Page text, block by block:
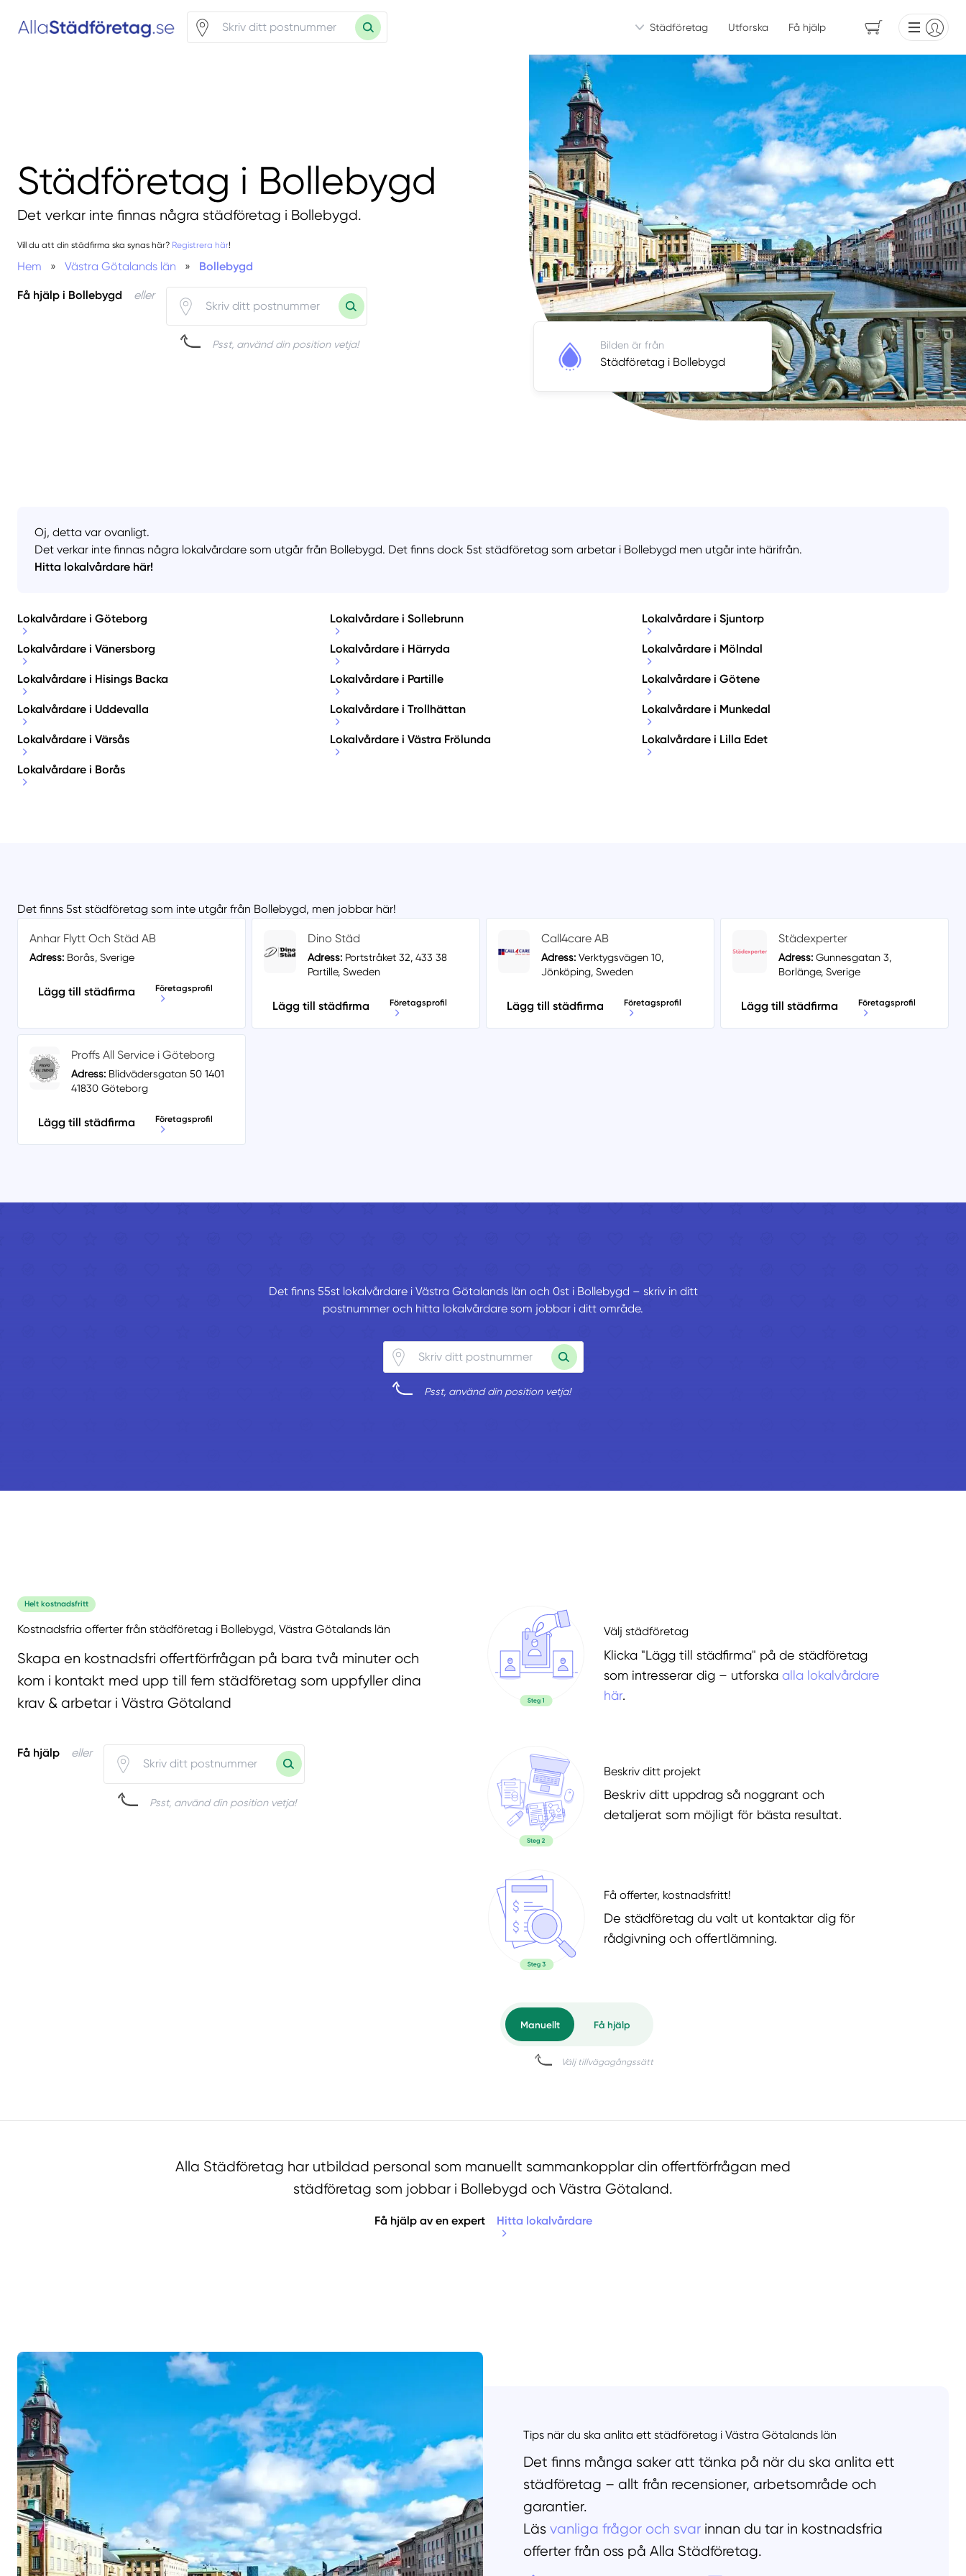
Städföretag Utforska Få hjälp
Städföretag i Bollebygd
Det verkar inte finnas några städföretag i Bollebygd.
Vill du att din städfirma ska synas här? Registrera här!
Hem » Västra Götalands län » Bollebygd
Få hjälp i Bollebygd eller
Psst, använd din position vetja! Bilden är från
Städföretag i Bollebygd
Oj, detta var ovanligt.
Det verkar inte finnas några lokalvårdare som utgår från Bollebygd. Det finns dock 5st städföretag som arbetar i Bollebygd men utgår inte härifrån.
Hitta lokalvårdare här!
Lokalvårdare i Göteborg Lokalvårdare i Sollebrunn Lokalvårdare i Sjuntorp
Lokalvårdare i Vänersborg Lokalvårdare i Härryda Lokalvårdare i Mölndal
Lokalvårdare i Hisings Backa Lokalvårdare i Partille Lokalvårdare i Götene
Lokalvårdare i Uddevalla Lokalvårdare i Trollhättan Lokalvårdare i Munkedal
Lokalvårdare i Värsås Lokalvårdare i Västra Frölunda Lokalvårdare i Lilla Edet
Lokalvårdare i Borås
Det finns 5st städföretag som inte utgår från Bollebygd, men jobbar här!
Anhar Flytt Och Städ AB
Adress: Borås, Sverige
Lägg till städfirma Företagsprofil
Dino Städ
Adress:Portstråket 32, 433 38
Partille, Sweden
Lägg till städfirma Företagsprofil
Call4care AB
Adress: Verktygsvägen 10,
Jönköping, Sweden
Lägg till städfirma Företagsprofil
Städexperter
Adress: Gunnesgatan 3,
Borlänge, Sverige
Lägg till städfirma Företagsprofil
Proffs All Service i Göteborg
Adress:Blidvädersgatan 50 1401
41830 Göteborg
Lägg till städfirma Företagsprofil
Det finns 55st lokalvårdare i Västra Götalands län och 0st i Bollebygd – skriv in ditt
postnummer och hitta lokalvårdare som jobbar i ditt område.
Psst, använd din position vetja!
Helt kostnadsfritt
Kostnadsfria offerter från städföretag i Bollebygd, Västra Götalands län
Skapa en kostnadsfri offertförfrågan på bara två minuter och
kom i kontakt med upp till fem städföretag som uppfyller dina
krav & arbetar i Västra Götaland
Få hjälp eller
Psst, använd din position vetja!
Välj städföretag
Klicka "Lägg till städfirma" på de städföretag
som intresserar dig – utforska alla lokalvårdare
här.
Beskriv ditt projekt
Beskriv ditt uppdrag så noggrant och
detaljerat som möjligt för bästa resultat.
Få offerter, kostnadsfritt!
De städföretag du valt ut kontaktar dig för
rådgivning och offertlämning.
Alla Städföretag har utbildad personal som manuellt sammankopplar din offertförfrågan med
städföretag som jobbar i Bollebygd och Västra Götaland.
Få hjälp av en expert Hitta lokalvårdare
Tips när du ska anlita ett städföretag i Västra Götalands län
Det finns många saker att tänka på när du ska anlita ett
städföretag – allt från recensioner, arbetsområde och
garantier.
Läs vanliga frågor och svar innan du tar in kostnadsfria
offerter från oss på Alla Städföretag.